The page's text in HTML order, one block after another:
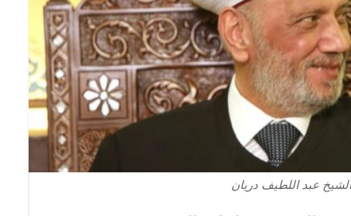
الشيخ عبد اللطيف دريان